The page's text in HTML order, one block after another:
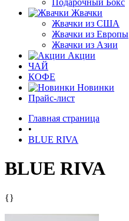
Подарочный Бокс
Жвачки
Жвачки из США
Жвачки из Европы
Жвачки из Азии
Акции
ЧАЙ
КОФЕ
Новинки
Прайс-лист
Главная страница
•
BLUE RIVA
BLUE RIVA
{}